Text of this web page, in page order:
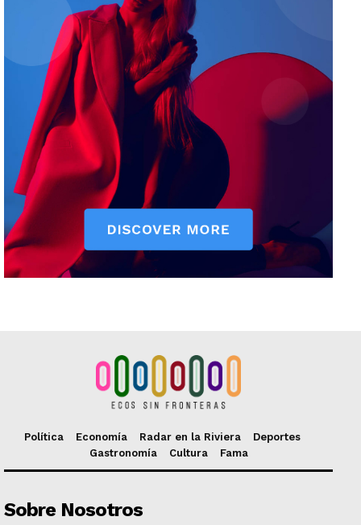
Política Economía Radar en la Riviera
Deportes
Gastronomía
Cultura Fama
Sobre Nosotros